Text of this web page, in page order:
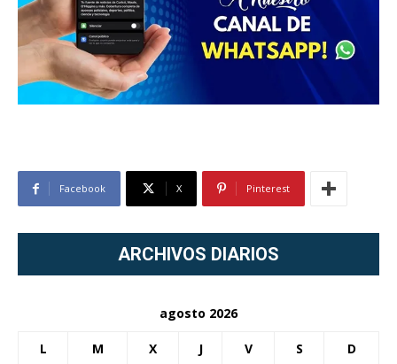
Facebook X Pinterest
ARCHIVOS DIARIOS
agosto 2026
L M X J V S D